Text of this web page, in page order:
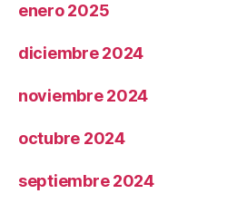
enero 2025
diciembre 2024
noviembre 2024
octubre 2024
septiembre 2024